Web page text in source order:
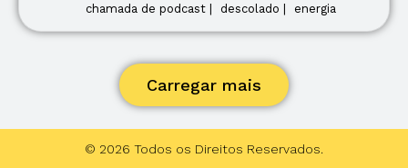
chamada de podcast | descolado | energia
Carregar mais
© 2026 Todos os Direitos Reservados.